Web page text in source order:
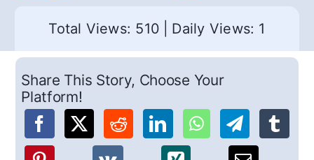
Total Views: 510 Daily Views: 1
Share This Story, Choose Your
Platform!